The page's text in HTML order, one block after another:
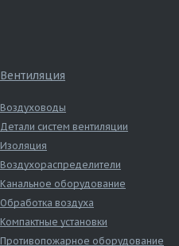
Вентиляция
Воздуховоды
Детали систем вентиляции
Изоляция
Воздухораспределители
Канальное оборудование
Обработка воздуха
Компактные установки
Противопожарное оборудование